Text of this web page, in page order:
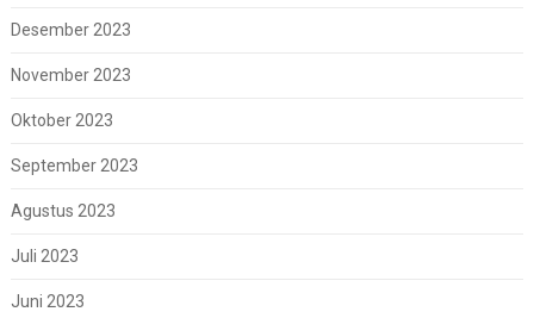
Desember 2023
November 2023
Oktober 2023
September 2023
Agustus 2023
Juli 2023
Juni 2023